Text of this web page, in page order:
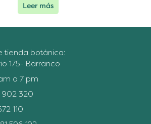
Leer más
tienda botánica:
175- Barranco
a 7 pm
902 320
110